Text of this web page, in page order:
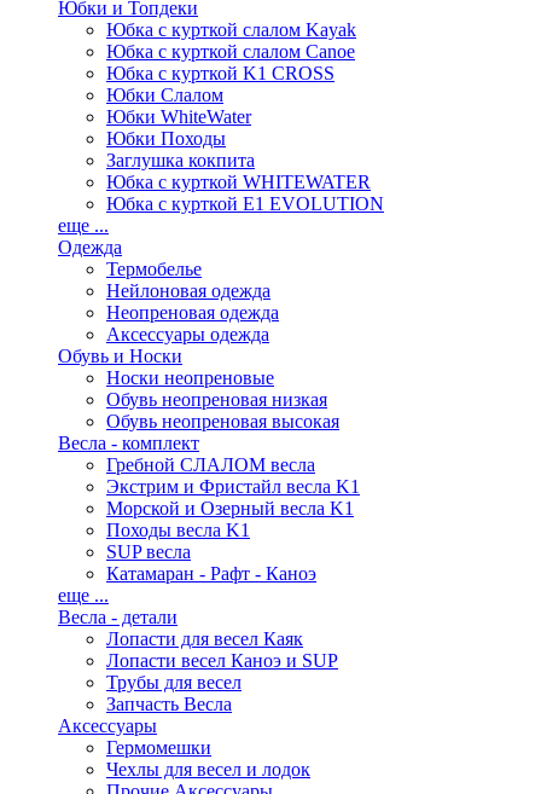
Юбки и Топдеки
Юбка с курткой слалом Kayak
Юбка с курткой слалом Canoe
Юбка с курткой K1 CROSS
Юбки Слалом
Юбки WhiteWater
Юбки Походы
Заглушка кокпита
Юбка с курткой WHITEWATER
Юбка с курткой E1 EVOLUTION
еще ...
Одежда
Термобелье
Нейлоновая одежда
Неопреновая одежда
Аксессуары одежда
Обувь и Носки
Носки неопреновые
Обувь неопреновая низкая
Обувь неопреновая высокая
Весла - комплект
Гребной СЛАЛОМ весла
Экстрим и Фристайл весла K1
Морской и Озерный весла K1
Походы весла K1
SUP весла
Катамаран - Рафт - Каноэ
еще ...
Весла - детали
Лопасти для весел Каяк
Лопасти весел Каноэ и SUP
Трубы для весел
Запчасть Весла
Аксессуары
Гермомешки
Чехлы для весел и лодок